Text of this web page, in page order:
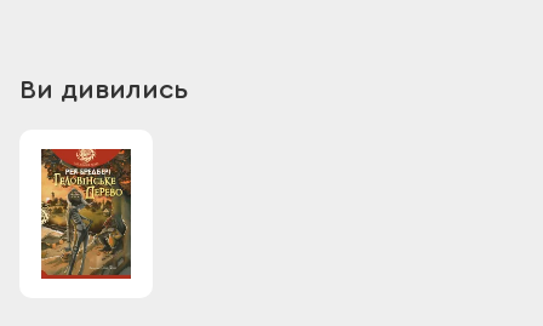
Ви дивились